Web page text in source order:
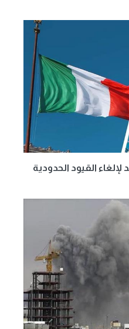
لإلغاء القيود الحدودية